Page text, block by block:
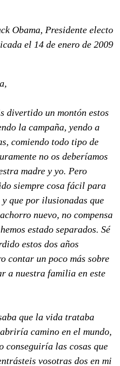
Obama, Presidente electo
el 14 de enero de 2009
divertido un montón estos
la campaña, yendo a
comiendo todo tipo de
no os deberíamos
madre y yo. Pero
siempre cosa fácil para
que por ilusionadas que
nuevo, no compensa
estado separados. Sé
estos dos años
contar un poco más sobre
a nuestra familia en este
que la vida trataba
camino en el mundo,
conseguiría las cosas que
vosotras dos en mi